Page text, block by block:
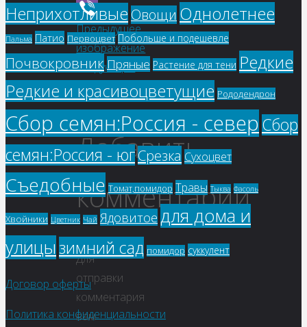
WhatsApp
Viber
Предыдущее
изображение
Следующее
изображение
Добавить
комментарий
Для
отправки
комментария
вам
Неприхотливые Овощи Однолетнее
Пальма Патио Первоцвет Побольше и подешевле
Почвокровник Пряные Растение для тени Редкие
Редкие и красивоцветущие Рододендрон
Сбор семян:Россия - северСбор
семян:Россия - югСрезка Сухоцвет
Съедобные Томат,помидор Травы Тыква Фасоль
Хвойники Цветник Чай Ядовитое для дома и
улицызимний сад помидор суккулент
Договор оферты
Политика конфиденциальности